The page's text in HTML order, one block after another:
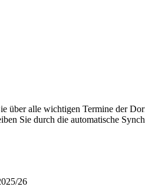
über alle wichtigen Termine der
Sie durch die automatische